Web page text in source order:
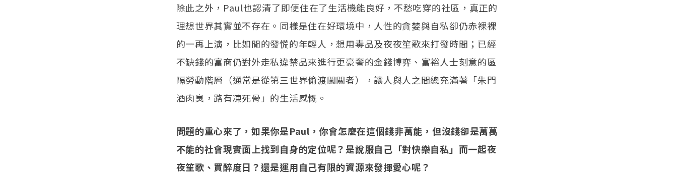
除此之外，Paul也認清了即便住在了生活機能良好，不愁吃穿的社區，真正的
理想世界其實並不存在。同樣是住在好環境中，人性的貪婪與自私卻仍赤裸裸
的一再上演，比如閒的發慌的年輕人，想用毒品及夜夜笙歌來打發時間；已經
不缺錢的富商仍對外走私違禁品來進行更豪奢的金錢博弈、富裕人士刻意的區
隔勞動階層（通常是從第三世界偷渡闖關者），讓人與人之間總充滿著「朱門
酒肉臭，路有凍死骨」的生活感慨。
問題的重心來了，如果你是Paul，你會怎麼在這個錢非萬能，但沒錢卻是萬萬
不能的社會現實面上找到自身的定位呢？是說服自己「對快樂自私」而一起夜
夜笙歌、買醉度日？還是運用自己有限的資源來發揮愛心呢？